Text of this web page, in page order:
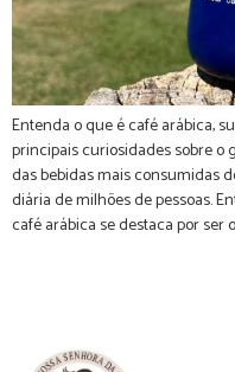
Entenda o que é café arábica,
principais curiosidades sobre o
das bebidas mais consumidas
diária de milhões de pessoas.
café arábica se destaca por ser